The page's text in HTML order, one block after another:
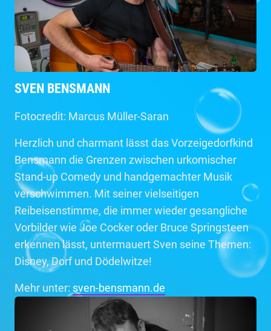
SVEN BENSMANN
Fotocredit: Marcus Müller-Saran
Herzlich und charmant lässt das Vorzeigedorfkind
Bensmann die Grenzen zwischen urkomischer
Stand-up Comedy und handgemachter Musik
verschwimmen. Mit seiner vielseitigen
Reibeisenstimme, die immer wieder gesangliche
Vorbilder wie Joe Cocker oder Bruce Springsteen
erkennen lässt, untermauert Sven seine Themen:
Disney, Dorf und Dödelwitze!
Mehr unter: sven-bensmann.de